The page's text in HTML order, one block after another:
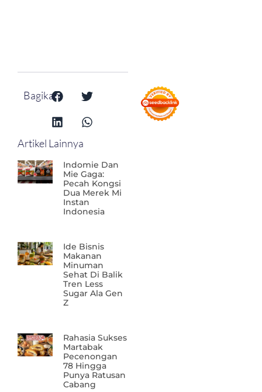
Bagikan:
Artikel Lainnya
Indomie Dan
Mie Gaga:
Pecah Kongsi
Dua Merek Mi
Instan
Indonesia
Ide Bisnis
Makanan
Minuman
Sehat Di Balik
Tren Less
Sugar Ala Gen
Z
Rahasia Sukses
Martabak
Pecenongan
78 Hingga
Punya Ratusan
Cabang